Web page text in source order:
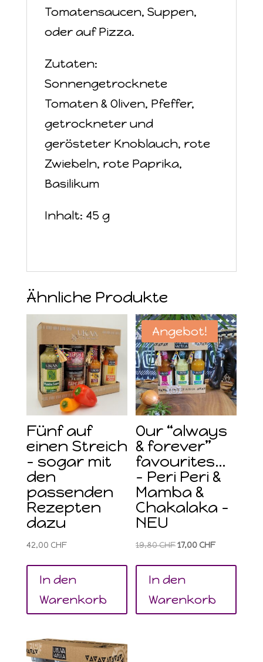
Tomatensaucen, Suppen,
oder auf Pizza.
Zutaten:
Sonnengetrocknete
Tomaten & Oliven, Pfeffer,
getrockneter und
gerösteter Knoblauch, rote
Zwiebeln, rote Paprika,
Basilikum
Inhalt: 45 g
Ähnliche Produkte
Fünf auf
einen Streich
– sogar mit
den
passenden
Rezepten
dazu
42,00 CHF
In den
Warenkorb
Angebot!
Our “always
& forever”
favourites…
– Peri Peri &
Mamba &
Chakalaka –
NEU
19,80CHFUrsprünglicher
17,00 CHFAktueller
In den
Warenkorb